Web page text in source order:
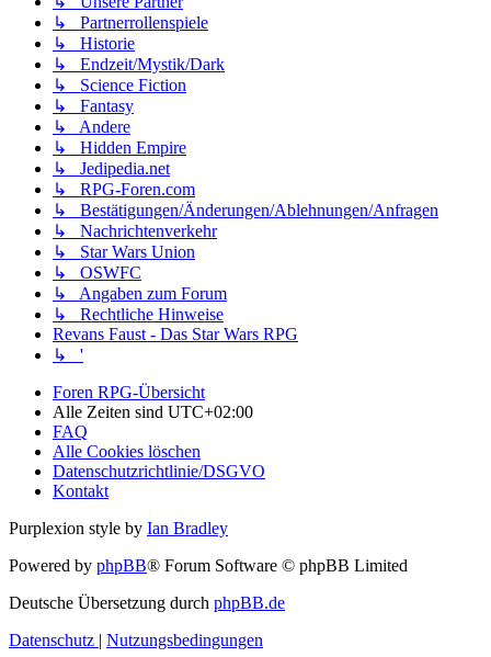
↳ Partnerrollenspiele
↳ Historie
↳ Endzeit/Mystik/Dark
↳ Science Fiction
↳ Fantasy
↳ Andere
↳ Hidden Empire
↳ Jedipedia.net
↳ RPG-Foren.com
↳ Bestätigungen/Änderungen/Ablehnungen/Anfragen
↳ Nachrichtenverkehr
↳ Star Wars Union
↳ OSWFC
↳ Angaben zum Forum
↳ Rechtliche Hinweise
Revans Faust - Das Star Wars RPG
↳ '
Foren RPG-Übersicht
Alle Zeiten sind UTC+02:00
FAQ
Alle Cookies löschen
Datenschutzrichtlinie/DSGVO
Kontakt
Purplexion style by Ian Bradley
Powered by phpBB® Forum Software © phpBB Limited
Deutsche Übersetzung durch phpBB.de
Datenschutz | Nutzungsbedingungen